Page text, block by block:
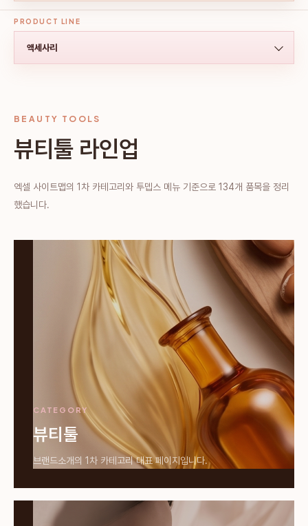
PRODUCT LINE
BEAUTY TOOLS
뷰티툴 라인업
엑셀 사이트맵의 1차 카테고리와 투뎁스 메뉴 기준으로 134개 품목을 정리
했습니다.
CATEGORY
뷰티툴
브랜드소개의 1차 카테고리 대표 페이지입니다.